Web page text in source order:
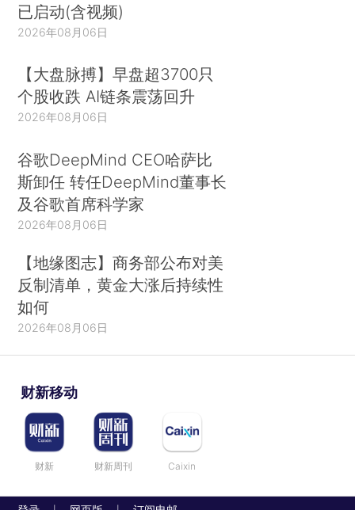
已启动(含视频)
2026年08月06日
【大盘脉搏】早盘超3700只
个股收跌 AI链条震荡回升
2026年08月06日
谷歌DeepMind CEO哈萨比
斯卸任 转任DeepMind董事长
及谷歌首席科学家
2026年08月06日
【地缘图志】商务部公布对美
反制清单，黄金大涨后持续性
如何
2026年08月06日
财新移动
财新 财新周刊 Caixin